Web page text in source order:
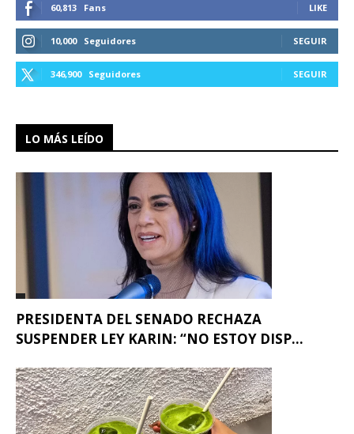
60,813 Fans LIKE
10,000 Seguidores SEGUIR
346,900 Seguidores SEGUIR
LO MÁS LEÍDO
PRESIDENTA DEL SENADO RECHAZA
SUSPENDER LEY KARIN: “NO ESTOY DISP...